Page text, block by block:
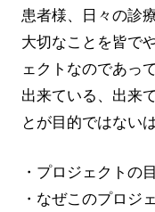
患者様、日々の診
大切なことを皆で
ェクトなのであって
出来ている、出来
とが目的ではない
・プロジェクトの
・なぜこのプロジ